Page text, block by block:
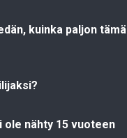
kuinka paljon tämä
ole nähty 15 vuoteen